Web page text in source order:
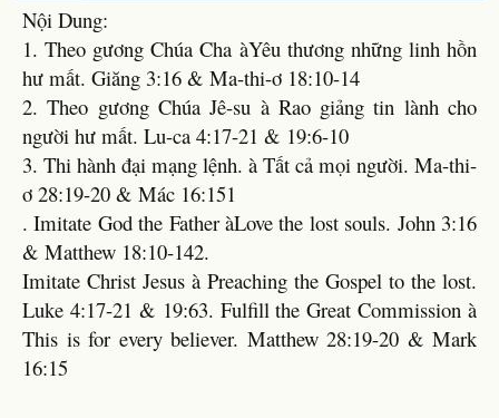
Nội Dung:
1. Theo gương Chúa Cha àYêu thương những linh hồn
hư mất. Giăng 3:16 & Ma-thi-ơ 18:10-14
2. Theo gương Chúa Jê-su à Rao giảng tin lành cho
người hư mất. Lu-ca 4:17-21 & 19:6-10
3. Thi hành đại mạng lệnh. à Tất cả mọi người. Ma-thi-
ơ 28:19-20 & Mác 16:151
. Imitate God the Father àLove the lost souls. John 3:16
& Matthew 18:10-142.
Imitate Christ Jesus à Preaching the Gospel to the lost.
Luke 4:17-21 & 19:63. Fulfill the Great Commission à
This is for every believer. Matthew 28:19-20 & Mark
16:15